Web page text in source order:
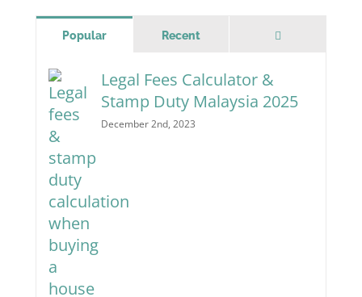
Popular Recent Comments
Legal Fees Calculator &
Stamp Duty Malaysia 2025
December 2nd, 2023